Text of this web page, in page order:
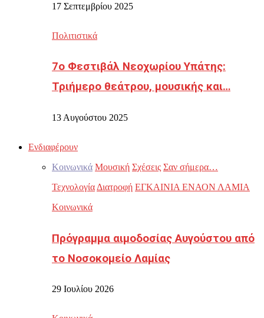
17 Σεπτεμβρίου 2025
Πολιτιστικά
7ο Φεστιβάλ Νεοχωρίου Υπάτης:
Τριήμερο θεάτρου, μουσικής και…
13 Αυγούστου 2025
Ενδιαφέρουν
Κοινωνικά Μουσική Σχέσεις Σαν σήμερα…
Τεχνολογία Διατροφή ΕΓΚΑΙΝΙΑ ΕΝΑΟΝ ΛΑΜΙΑ
Κοινωνικά
Πρόγραμμα αιμοδοσίας Αυγούστου από
το Νοσοκομείο Λαμίας
29 Ιουλίου 2026